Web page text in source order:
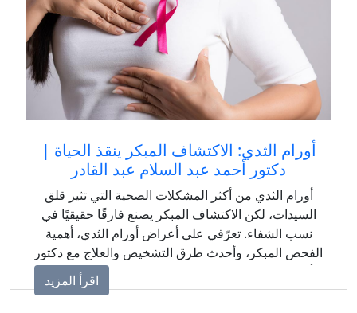
أورام الثدي: الاكتشاف المبكر ينقذ الحياة |
دكتور أحمد عبد السلام عبد القادر
أورام الثدي من أكثر المشكلات الصحية التي تثير قلق
السيدات، لكن الاكتشاف المبكر يصنع فارقًا حقيقيًا في
نسب الشفاء. تعرّفي على أعراض أورام الثدي، أهمية
الفحص المبكر، وأحدث طرق التشخيص والعلاج مع دكتور
أحمد عبد السلام عبد القادر استشاري الجراحة العامة
والأورام والمناظير.
اقرأ المزيد